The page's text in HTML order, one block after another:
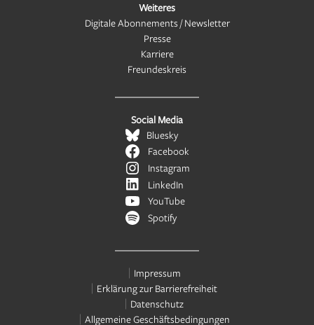
Weiteres
Digitale Abonnements / Newsletter
Presse
Karriere
Freundeskreis
Social Media
Bluesky
Facebook
Instagram
LinkedIn
YouTube
Spotify
Impressum
Erklärung zur Barrierefreiheit
Datenschutz
Allgemeine Geschäftsbedingungen